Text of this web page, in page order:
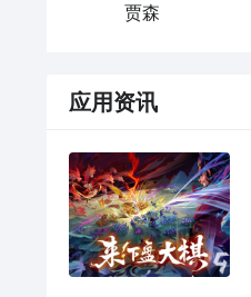
贾森
应用资讯